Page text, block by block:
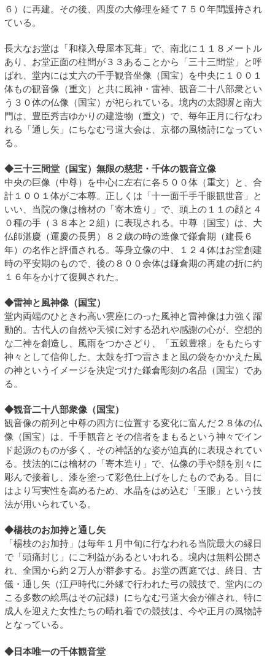
６）に再建。その後、四度の大修理を経て７５０年間護持され
ている。
長大なお堂は「和様入母屋本瓦葺」で、南北に１１８メートル
あり、お堂正面の柱間が３３あることから「三十三間堂」と呼
ばれ、堂内には丈六の千手観音坐像（国宝）を中央に１００１
体もの観音像（重文）と共に風神・雷神、観音二十八部衆とい
う３０体の仏像（国宝）が祀られている。境内の太閤塀と南大
門は、豊臣秀吉ゆかりの建造物（重文）で、毎年正月に行なわ
れる「通し矢」にちなむ弓道大会は、京都の風物詩になってい
る。
◆三十三間堂（国宝）無限の慈悲・千体の観音立像
中央の巨像（中尊）を中心に左右に各５００体（重文）と、合
計１００１体がご本尊。正しくは「十一面千手千眼観世音」と
いい、当院の像は檜材の「寄木造り」で、頭上の１１の顔と４
０種の手（３８本と２組）に表現される。中尊（国宝）は、大
仏師湛慶（運慶の長男）８２歳の時の造像で鎌倉期（建長６
年）の名作と評価される。等身立像の中、１２４体はお堂創建
時の平安期のもので、後の８００余体は鎌倉期の再建の折に約
１６年をかけて復興された。
◆雷神と風神像（国宝）
堂内両端のひときわ高い雲座にのった風神と雷神像は力強く躍
動的。古代人の自然や天候に対する恐れや感謝の心が、空想的
な二神を創造し、風雨をつかさどり、「五穀豊穣」をもたらす
神々として信仰した。太鼓を打つ雷さまと風の袋をかかえた風
の神というイメージを決定づけた鎌倉彫刻の名品（国宝）であ
る。
◆観音二十八部衆像（国宝）
観音像の前列と中尊の四方に位置する変化に富んだ２８体の仏
像（国宝）は、千手観音とその信者をまもるという神々でイン
ド起源のものが多く、その神話的な姿が迫真的に表現されてい
る。技法的には檜材の「寄木造り」で、仏像の手や顔を別々に
彫んで接着し、漆を塗って彩色仕上げをしたものである。目に
はより写実性を高めるため、水晶をはめ込む「玉眼」という技
法が用いられている。
◆楊枝のお加持と通し矢
「楊枝のお加持」は毎年１月中旬に行なわれる当院最大の縁日
で「頭痛封じ」にご利益があるといわれる。境内は無料公開さ
れ、全国から約２万人が群参する。お堂の西庭では、終日、古
儀・通し矢（江戸時代に外縁で行われた弓の競技で、堂内にの
こる多数の絵馬はその記録）にちなむ弓道大会が催され、特に
成人を迎えた女性たちの晴れ着での競技は、今や正月の風物詩
となっている。
◆日本唯一の千体観音堂